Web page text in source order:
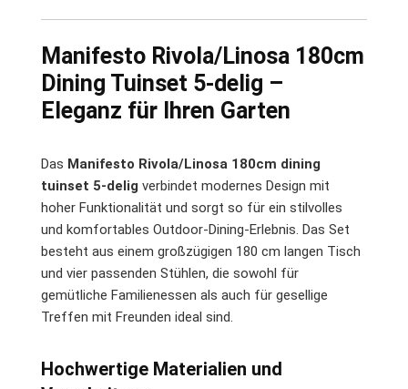
Manifesto Rivola/Linosa 180cm
Dining Tuinset 5-delig –
Eleganz für Ihren Garten
Das Manifesto Rivola/Linosa 180cm dining
tuinset 5-delig verbindet modernes Design mit
hoher Funktionalität und sorgt so für ein stilvolles
und komfortables Outdoor-Dining-Erlebnis. Das Set
besteht aus einem großzügigen 180 cm langen Tisch
und vier passenden Stühlen, die sowohl für
gemütliche Familienessen als auch für gesellige
Treffen mit Freunden ideal sind.
Hochwertige Materialien und